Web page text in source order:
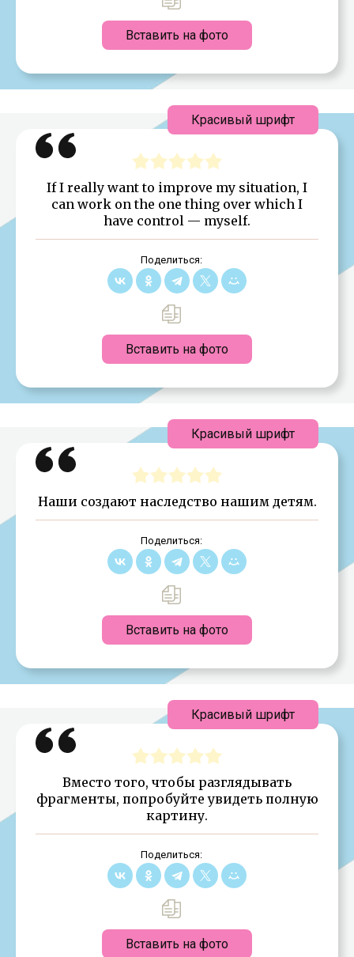
Вставить на фото
If I really want to improve my situation, I
can work on the one thing over which I
have control — myself.
Поделиться:
Вставить на фото
Красивый шрифт
Наши создают наследство нашим детям.
Поделиться:
Вставить на фото
Красивый шрифт
Вместо того, чтобы разглядывать
фрагменты, попробуйте увидеть полную
картину.
Поделиться:
Вставить на фото
Красивый шрифт